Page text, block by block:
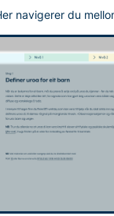
navigerer du